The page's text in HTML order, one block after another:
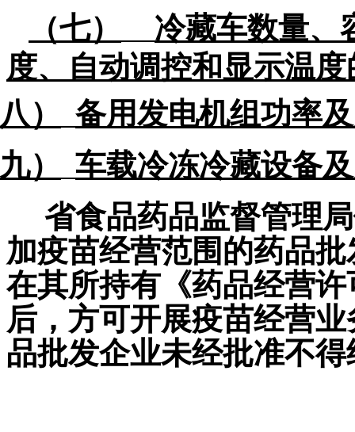
（七）
冷藏车数量、
度、自动调控和显示温
）
备用发电机组功率
）
车载冷冻冷藏设备
省食品药品监督管理
加疫苗经营范围的药品
在其所持有《药品经营
后，方可开展疫苗经营
品批发企业未经批准不